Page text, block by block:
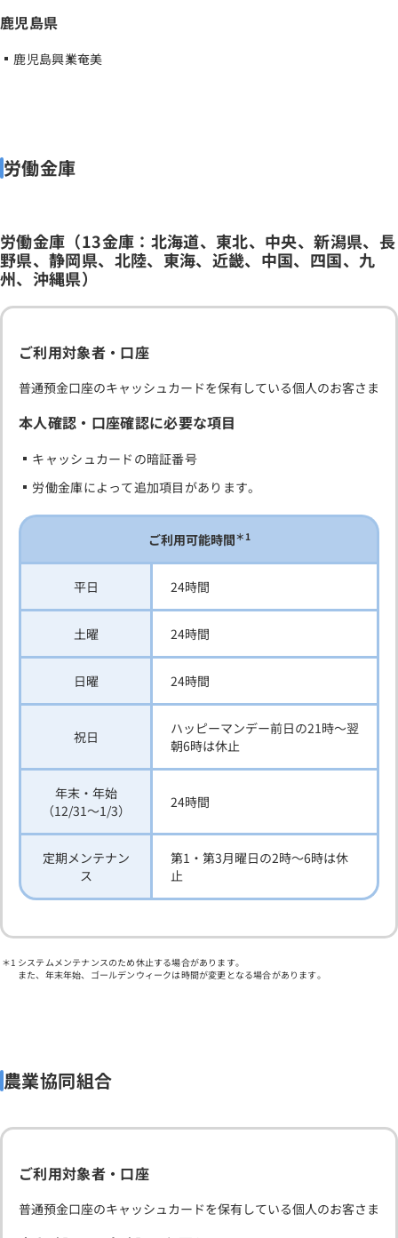
鹿児島県
鹿児島興業奄美
労働金庫
労働金庫（13金庫：北海道、東北、中央、新潟県、長
野県、静岡県、北陸、東海、近畿、中国、四国、九
州、沖縄県）
ご利用対象者・口座
普通預金口座のキャッシュカードを保有している個人のお客さま
本人確認・口座確認に必要な項目
キャッシュカードの暗証番号
労働金庫によって追加項目があります。
ご利用可能時間＊1
平日 24時間
土曜 24時間
日曜 24時間
祝日
ハッピーマンデー前日の21時～翌
朝6時は休止
年末・年始
（12/31～1/3）
24時間
定期メンテナン
ス
第1・第3月曜日の2時～6時は休
止
システムメンテナンスのため休止する場合があります。
また、年末年始、ゴールデンウィークは時間が変更となる場合があります。
農業協同組合
ご利用対象者・口座
普通預金口座のキャッシュカードを保有している個人のお客さま